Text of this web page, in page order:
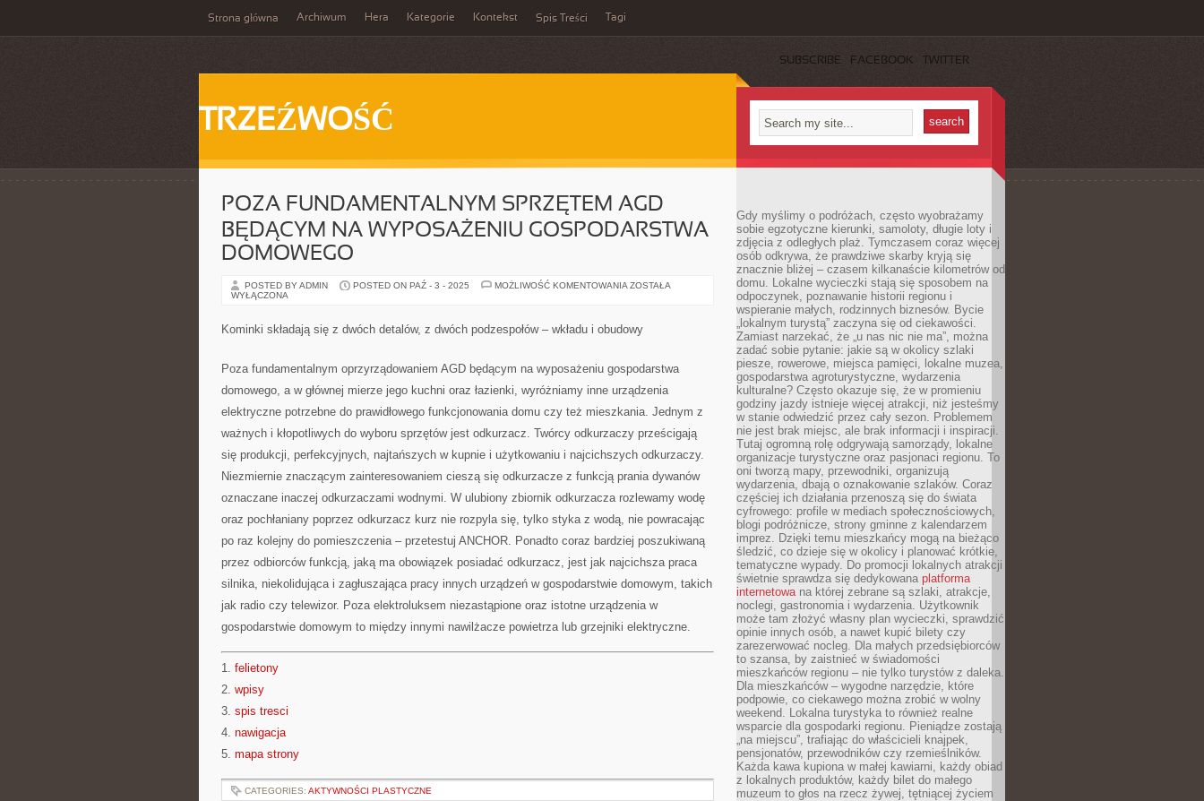
Strona główna Archiwum Hera Kategorie Kontekst Spis Treści Tagi
SUBSCRIBE FACEBOOK TWITTER
TRZEŹWOŚĆ
POZA FUNDAMENTALNYM SPRZĘTEM AGD
BĘDĄCYM NA WYPOSAŻENIU GOSPODARSTWA
DOMOWEGO
POSTED BY ADMIN POSTED ON PAŹ - 3 - 2025 MOŻLIWOŚĆ KOMENTOWANIA POZA
NA
DOMOWEGO
ZOSTAŁA
WYŁĄCZONA
Kominki składają się z dwóch detalów, z dwóch podzespołów – wkładu i obudowy
Poza fundamentalnym oprzyrządowaniem AGD będącym na wyposażeniu gospodarstwa
domowego, a w głównej mierze jego kuchni oraz łazienki, wyróżniamy inne urządzenia
elektryczne potrzebne do prawidłowego funkcjonowania domu czy też mieszkania. Jednym z
ważnych i kłopotliwych do wyboru sprzętów jest odkurzacz. Twórcy odkurzaczy prześcigają
się produkcji, perfekcyjnych, najtańszych w kupnie i użytkowaniu i najcichszych odkurzaczy.
Niezmiernie znaczącym zainteresowaniem cieszą się odkurzacze z funkcją prania dywanów
oznaczane inaczej odkurzaczami wodnymi. W ulubiony zbiornik odkurzacza rozlewamy wodę
oraz pochłaniany poprzez odkurzacz kurz nie rozpyla się, tylko styka z wodą, nie powracając
po raz kolejny do pomieszczenia – przetestuj ANCHOR. Ponadto coraz bardziej poszukiwaną
przez odbiorców funkcją, jaką ma obowiązek posiadać odkurzacz, jest jak najcichsza praca
silnika, niekolidująca i zagłuszająca pracy innych urządzeń w gospodarstwie domowym, takich
jak radio czy telewizor. Poza elektroluksem niezastąpione oraz istotne urządzenia w
gospodarstwie domowym to między innymi nawilżacze powietrza lub grzejniki elektryczne.
1. felietony
2. wpisy
3. spis tresci
4. nawigacja
5. mapa strony
CATEGORIES: AKTYWNOŚCI PLASTYCZNE
Gdy myślimy o podróżach, często wyobrażamy
sobie egzotyczne kierunki, samoloty, długie loty i
zdjęcia z odległych plaż. Tymczasem coraz więcej
osób odkrywa, że prawdziwe skarby kryją się
znacznie bliżej – czasem kilkanaście kilometrów od
domu. Lokalne wycieczki stają się sposobem na
odpoczynek, poznawanie historii regionu i
wspieranie małych, rodzinnych biznesów. Bycie
„lokalnym turystą” zaczyna się od ciekawości.
Zamiast narzekać, że „u nas nic nie ma”, można
zadać sobie pytanie: jakie są w okolicy szlaki
piesze, rowerowe, miejsca pamięci, lokalne muzea,
gospodarstwa agroturystyczne, wydarzenia
kulturalne? Często okazuje się, że w promieniu
godziny jazdy istnieje więcej atrakcji, niż jesteśmy
w stanie odwiedzić przez cały sezon. Problemem
nie jest brak miejsc, ale brak informacji i inspiracji.
Tutaj ogromną rolę odgrywają samorządy, lokalne
organizacje turystyczne oraz pasjonaci regionu. To
oni tworzą mapy, przewodniki, organizują
wydarzenia, dbają o oznakowanie szlaków. Coraz
częściej ich działania przenoszą się do świata
cyfrowego: profile w mediach społecznościowych,
blogi podróżnicze, strony gminne z kalendarzem
imprez. Dzięki temu mieszkańcy mogą na bieżąco
śledzić, co dzieje się w okolicy i planować krótkie,
tematyczne wypady. Do promocji lokalnych atrakcji
świetnie sprawdza się dedykowana platforma
internetowana której zebrane są szlaki, atrakcje,
noclegi, gastronomia i wydarzenia. Użytkownik
może tam złożyć własny plan wycieczki, sprawdzić
opinie innych osób, a nawet kupić bilety czy
zarezerwować nocleg. Dla małych przedsiębiorców
to szansa, by zaistnieć w świadomości
mieszkańców regionu – nie tylko turystów z daleka.
Dla mieszkańców – wygodne narzędzie, które
podpowie, co ciekawego można zrobić w wolny
weekend. Lokalna turystyka to również realne
wsparcie dla gospodarki regionu. Pieniądze zostają
„na miejscu”, trafiając do właścicieli knajpek,
pensjonatów, przewodników czy rzemieślników.
Każda kawa kupiona w małej kawiarni, każdy obiad
z lokalnych produktów, każdy bilet do małego
muzeum to głos na rzecz żywej, tętniącej życiem